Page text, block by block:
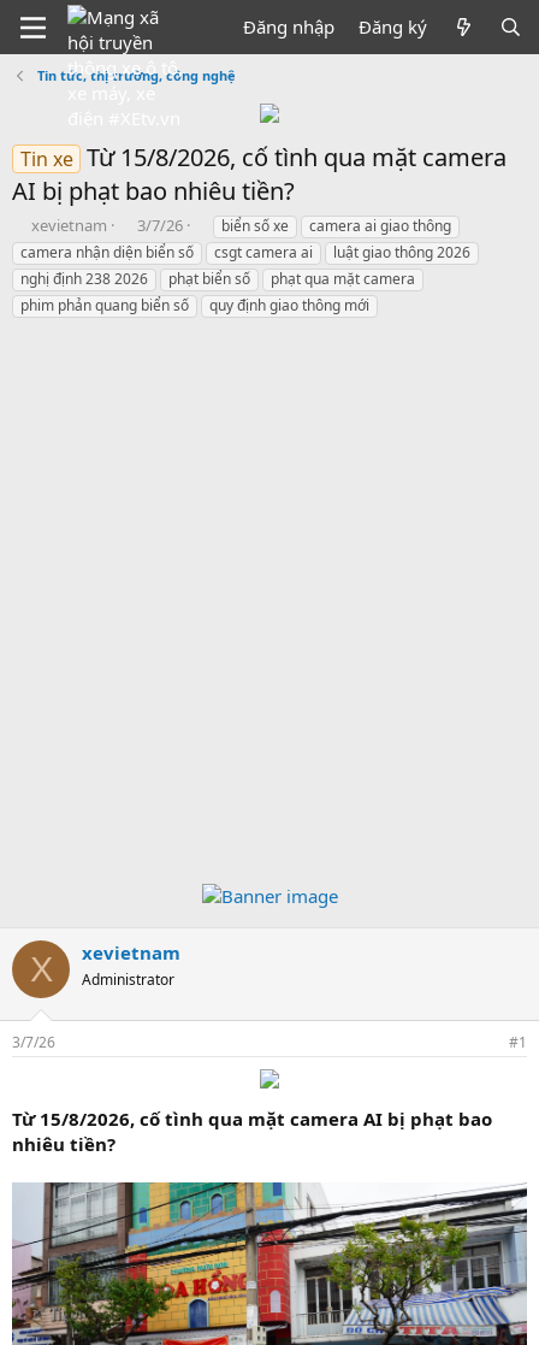
Đăng nhập Đăng ký
Tin tức, thị trường, công nghệ
Tin xe Từ 15/8/2026, cố tình qua mặt camera
AI bị phạt bao nhiêu tiền?
B
ắ
t
đ
ầ
xevietnam
N
g
à
y
b
3/7/26
T
h
ẻ
biển số xe
camera ai giao thông
camera nhận diện biển số
csgt camera ai
luật giao thông 2026
nghị định 238 2026
phạt biển số
phạt qua mặt camera
phim phản quang biển số
quy định giao thông mới
X xevietnam
Administrator
3/7/26 #1
Từ 15/8/2026, cố tình qua mặt camera AI bị phạt bao
nhiêu tiền?